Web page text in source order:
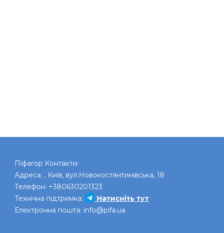
Піфагор Контакти:
Адреса: , Київ, вул.Новокостянтинівська, 18
Телефон: +380630201323
Технічна підтримка:
Натисніть тут
Електронна пошта: info@pifa.ua